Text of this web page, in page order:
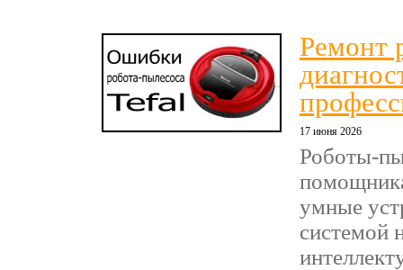
Ремонт
17 июня 2026
Роботы-
умные
системой